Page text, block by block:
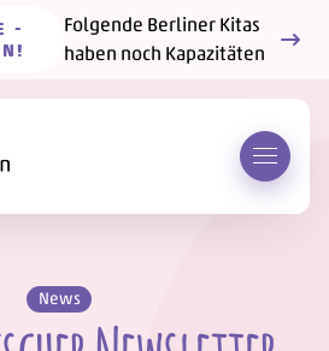
-
Folgende Berliner Kitas
haben noch Kapazitäten
News